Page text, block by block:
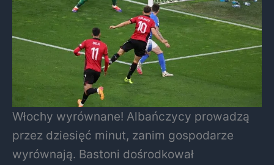
Włochy wyrównane! Albańczycy prowadzą
przez dziesięć minut, zanim gospodarze
wyrównają. Bastoni dośrodkował